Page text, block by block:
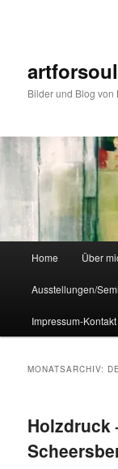
artforsoul
Bilder und Blog von
Home Über
Ausstellungen/
Impressum-Kontakt
MONATSARCHIV:
Holzdruck